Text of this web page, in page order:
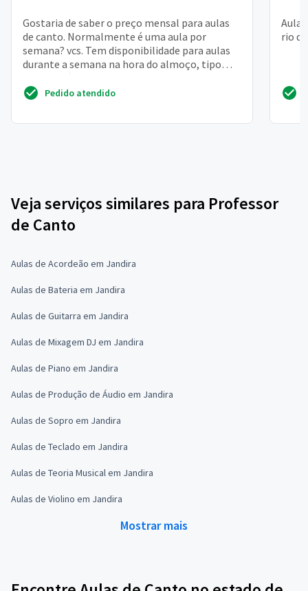
Gostaria de saber o preço mensal para aulas
de canto. Normalmente é uma aula por
semana? vcs. Tem disponibilidade para aulas
durante a semana na hora do almoço, tipo
13:00? e sábado de ma...
Pedido atendido
Aula
rio
Veja serviços similares para Professor
de Canto
Aulas de Acordeão em Jandira
Aulas de Bateria em Jandira
Aulas de Guitarra em Jandira
Aulas de Mixagem DJ em Jandira
Aulas de Piano em Jandira
Aulas de Produção de Áudio em Jandira
Aulas de Sopro em Jandira
Aulas de Teclado em Jandira
Aulas de Teoria Musical em Jandira
Aulas de Violino em Jandira
Mostrar mais